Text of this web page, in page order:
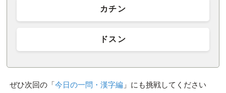
カチン
ドスン
ぜひ次回の「今日の一問・漢字編」にも挑戦してください